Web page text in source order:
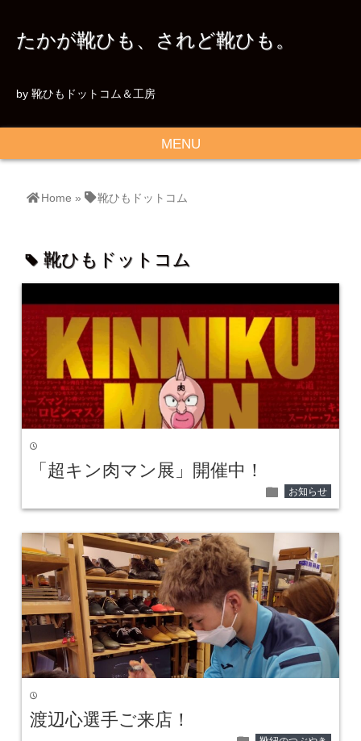
たかが靴ひも、されど靴ひも。
by 靴ひもドットコム＆工房
MENU
Home » 靴ひもドットコム
tag 靴ひもドットコム
time
「超キン肉マン展」開催中！
folder お知らせ
time
渡辺心選手ご来店！